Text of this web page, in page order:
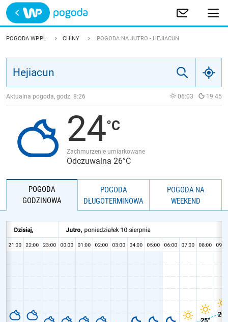
Trwa ładowanie
POLSKA
JAKOŚĆ POWIETRZA
POGODA WP.PL CHINY POGODA NA JUTRO - HEJIACUN
Aktualna pogoda, godz. 8:26 06:03 19:45
24
Zachmurzenie umiarkowane
Odczuwalna 26°C
POGODA
GODZINOWA
POGODA
DŁUGOTERMINOWA
POGODA NA
WEEKEND